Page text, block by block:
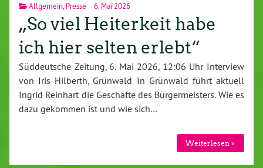
Allgemein Presse 6. Mai 2026
„So viel Heiterkeit habe
ich hier selten erlebt“
Süddeutsche Zeitung, 6. Mai 2026, 12:06 Uhr Interview
von Iris Hilberth, Grünwald In Grünwald führt aktuell
Ingrid Reinhart die Geschäfte des Bürgermeisters. Wie es
dazu gekommen ist und wie sich…
Weiterlesen »